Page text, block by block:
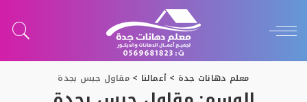
معلم دهانات جدة > أعمالنا >مقاول جبس بجدة